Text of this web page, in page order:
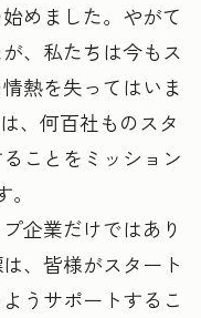
めました。やがて
、私たちは今もス
熱を失ってはいま
、何百社ものスタ
ことをミッション
企業だけではあり
、皆様がスタート
うサポートするこ